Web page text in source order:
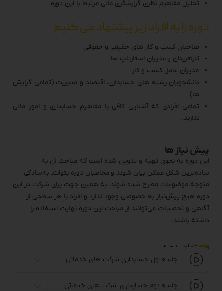
تحلیل مفاهیم نظری گزارشگری مالی مرتبط با این دوره
دوره را به افراد زیر پیشنهاد می‌کنیم
صاحبان کسب و کار های حقیقی و حقوقی
کارآفرینان و مدیران استارتاپ ها
مدیران عامل کسب و کار
دانشجویان رشته های حسابداری، اقتصاد و مدیریت (تمامی گرایش
ها)
تمامی افرادی که آشنایی کافی با مفاهیم حسابداری و امور مالی
ندارند.
پیش نیاز ها
این دوره به نحوی تهیه و تدوین شده است که مباحث آن به
ساده‌ترین شکل ممکن بیان شوند و مخاطبان دوره بتوانند به‌سادگی
متوجه موضوعات مطرح شده شوند. به همین جهت برای شرکت در این
دوره هیچ پیش‌نیاز به خصوصی وجود ندارد و افراد با هر سطحی از
آگاهی و تحصیلات می‌توانند از مباحث این دوره نهایت استفاده را
داشته باشند.
محتوای دوره
جلسه اول حسابداری شرکت های خدماتی
جلسه دوم حسابداری شرکت های خدماتی